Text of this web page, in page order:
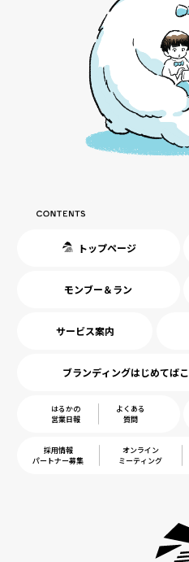
トップページ
モンブー＆ラン
サービス案内
ブランディングはじめてばこ
はるかの
営業日報
よくある
質問
採用情報
パートナー募集
オンライン
ミーティング